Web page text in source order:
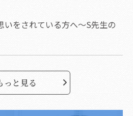
いをされている方へ～S先生の
っと見る